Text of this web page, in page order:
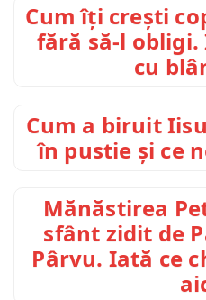
Cum îți crești
fără să-l
cu
Cum a biruit
în pustie și ce
Mănăstirea
sfânt zidit de
Pârvu. Iată ce